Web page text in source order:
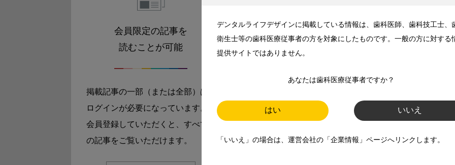
デンタルライフデザインに掲載している情報は、歯科医師、歯科技工士、
衛生士等の歯科医療従事者の方を対象にしたものです。一般の方に対する
提供サイトではありません。
あなたは歯科医療従事者ですか？
はい いいえ
「いいえ」の場合は、運営会社の「企業情報」ページへリンクします。
会員限定の記事を
読むことが可能
掲載記事の一部（または全部）は
ログインが必要になっています。
会員登録していただくと、すべて
の記事をご覧いただけます。
メールマガジンでお届け
師、歯科衛生士、歯科技工士）に
お届けします。